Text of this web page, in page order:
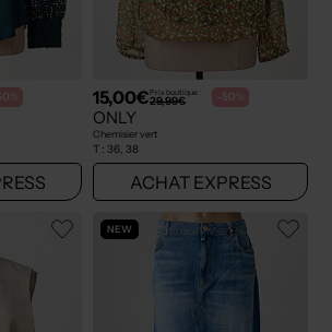
15,00€Prix boutique :
29,99€ -50%
ONLY
Chemisier vert
T : 36, 38
ACHAT EXPRESS
NEW